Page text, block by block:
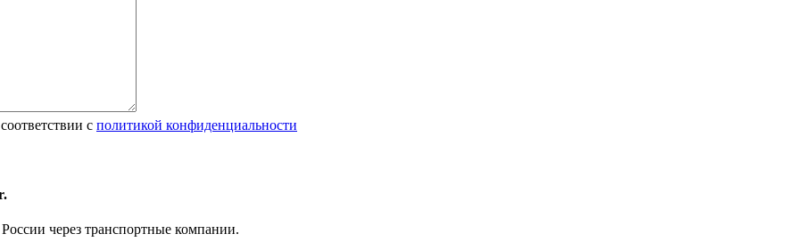
с политикой конфиденциальности
через транспортные компании.